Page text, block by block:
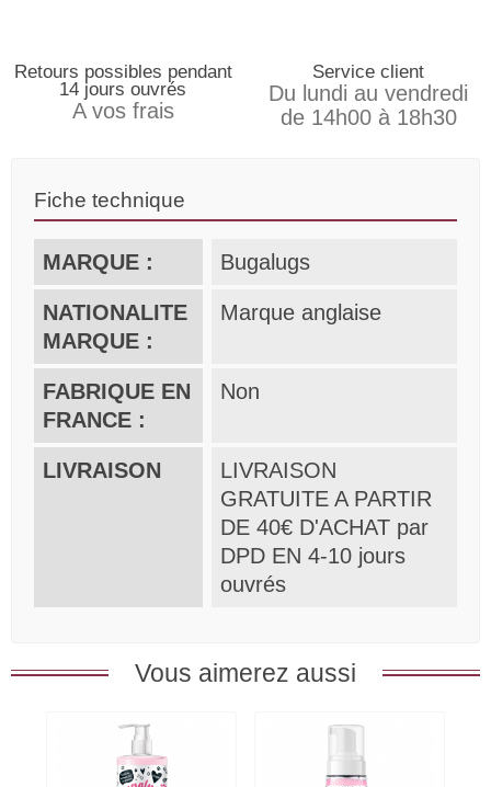
Retours possibles pendant
14 jours ouvrés
A vos frais
Service client
Du lundi au vendredi
de 14h00 à 18h30
Fiche technique
MARQUE : Bugalugs
NATIONALITE
MARQUE :
Marque anglaise
FABRIQUE EN
FRANCE :
Non
LIVRAISON
LIVRAISON
GRATUITE A PARTIR
DE 40€ D'ACHAT par
DPD EN 4-10 jours
ouvrés
Vous aimerez aussi